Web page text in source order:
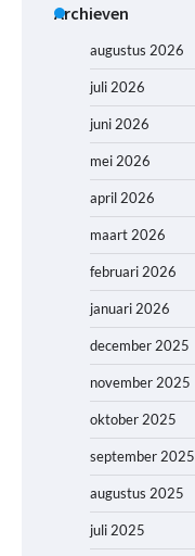
Archieven
augustus 2026
juli 2026
juni 2026
mei 2026
april 2026
maart 2026
februari 2026
januari 2026
december 2025
november 2025
oktober 2025
september 2025
augustus 2025
juli 2025